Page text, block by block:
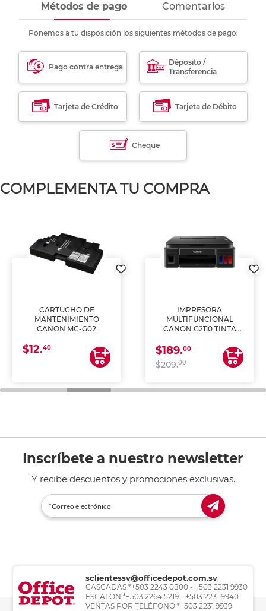
Métodos de pago Comentarios
Ponemos a tu disposición los siguientes métodos de pago:
Pago contra entrega
Déposito /
Transferencia
Tarjeta de Crédito Tarjeta de Débito
Cheque
COMPLEMENTA TU COMPRA
CARTUCHO DE
MANTENIMIENTO
CANON MC-G02
$12.40
IMPRESORA
MULTIFUNCIONAL
CANON G2110 TINTA
$189.00
$209.00
Inscríbete a nuestro newsletter
Y recibe descuentos y promociones exclusivas.
sclientessv@officedepot.com.sv
CASCADAS *+503 2243 0800 - +503 2231 9930
ESCALÓN *+503 2264 5219 - +503 2231 9940
VENTAS POR TELÉFONO *+503 2231 9939